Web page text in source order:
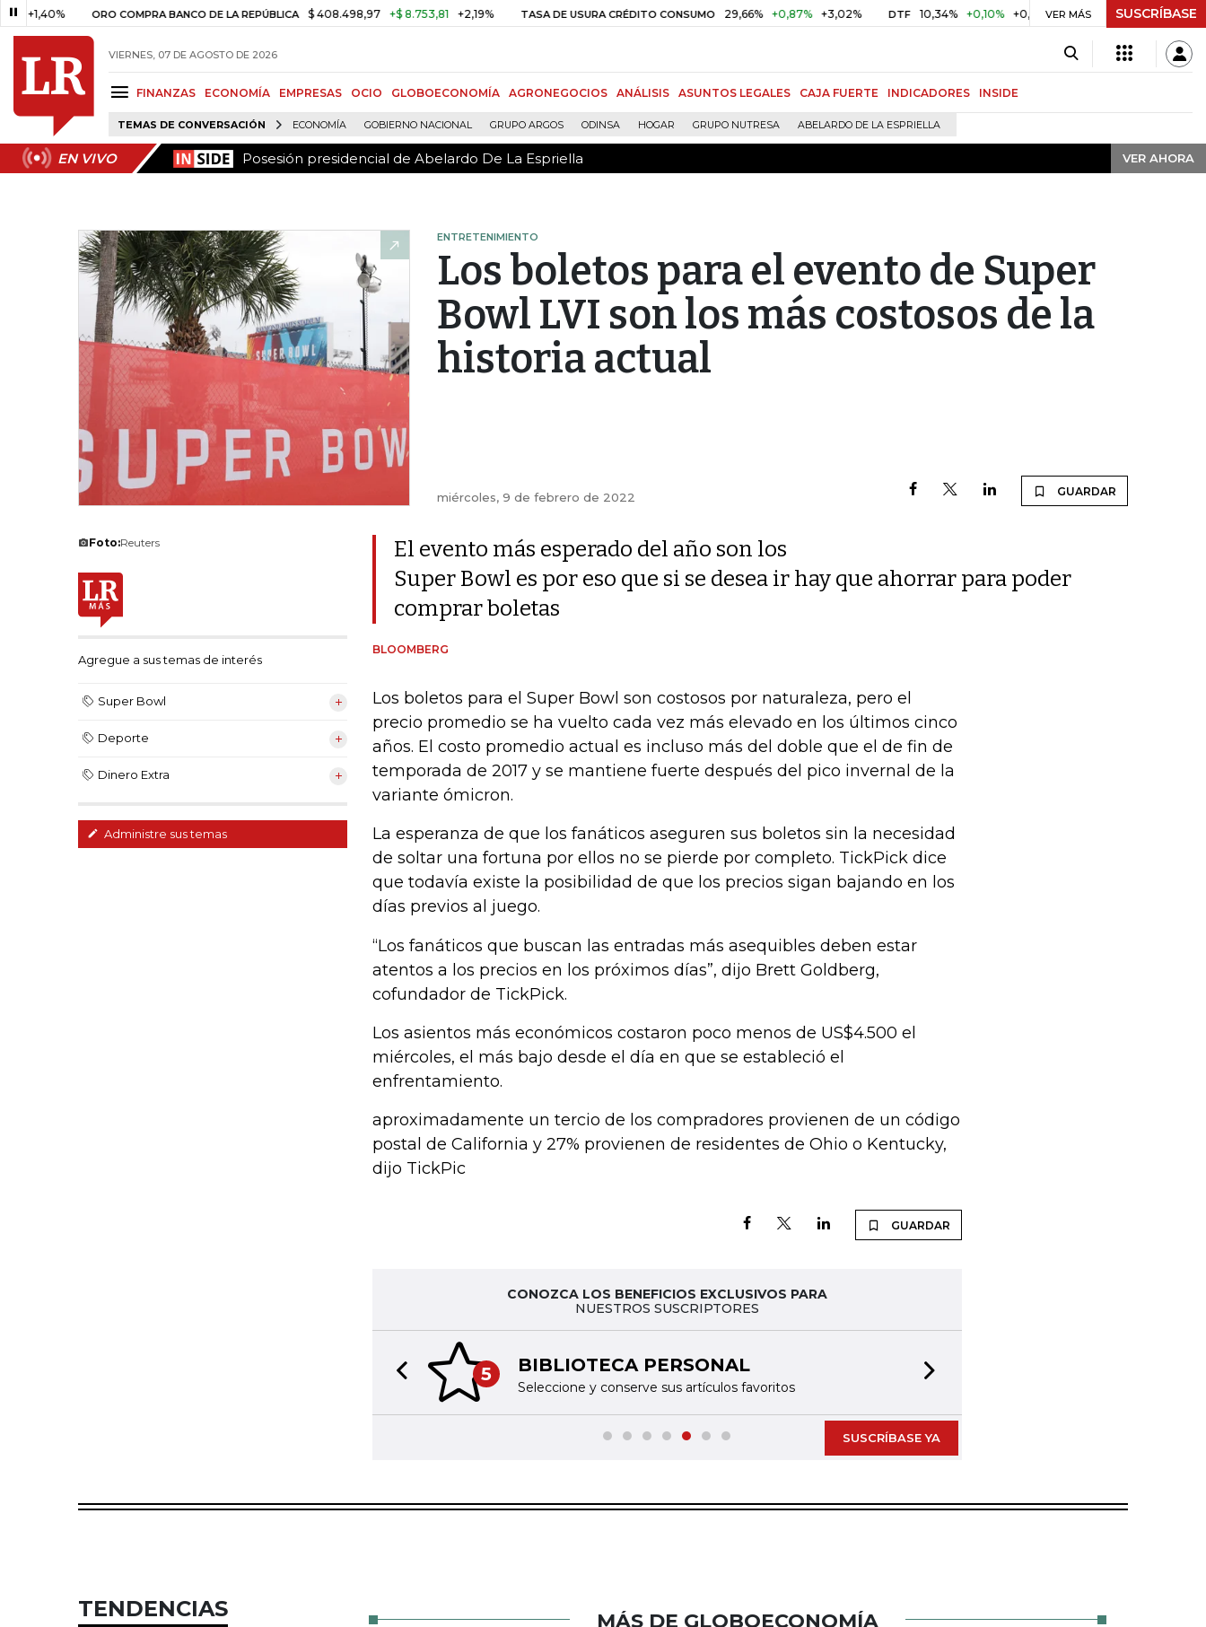
ORO COMPRA BANCO DE LA REPÚBLICA $ 408.498,97 +$ 8.753,81 +2,19% TASA DE USURA CRÉDITO CONSUMO 29,66% +0,87% +3,02% DTF 10,34% +0,10% +0,98% UVR $ 416,91 +$ 0,05 +0,01%
VER MÁS SUSCRÍBASE
VIERNES, 07 DE AGOSTO DE 2026
FINANZAS ECONOMÍA EMPRESAS OCIO GLOBOECONOMÍA AGRONEGOCIOS ANÁLISIS ASUNTOS LEGALES CAJA FUERTE INDICADORES INSIDE
TEMAS DE CONVERSACIÓN ECONOMÍA GOBIERNO NACIONAL GRUPO ARGOS ODINSA HOGAR GRUPO NUTRESA ABELARDO DE LA ESPRIELLA
EN VIVO Posesión presidencial de Abelardo De La Espriella VER AHORA
EN VIVO Posesión presidencial de Abelardo De La Espriella VER AHORA
ENTRETENIMIENTO
Los boletos para el evento de Super
Bowl LVI son los más costosos de la
historia actual
miércoles, 9 de febrero de 2022 GUARDAR
Foto:Reuters
Agregue a sus temas de interés
Super Bowl
Deporte
Dinero Extra
Administre sus temas
El evento más esperado del año son los
Super Bowl es por eso que si se desea ir hay que ahorrar para poder
comprar boletas
BLOOMBERG
Los boletos para el Super Bowl son costosos por naturaleza, pero el
precio promedio se ha vuelto cada vez más elevado en los últimos cinco
años. El costo promedio actual es incluso más del doble que el de fin de
temporada de 2017 y se mantiene fuerte después del pico invernal de la
variante ómicron.
La esperanza de que los fanáticos aseguren sus boletos sin la necesidad
de soltar una fortuna por ellos no se pierde por completo. TickPick dice
que todavía existe la posibilidad de que los precios sigan bajando en los
días previos al juego.
“Los fanáticos que buscan las entradas más asequibles deben estar
atentos a los precios en los próximos días”, dijo Brett Goldberg,
cofundador de TickPick.
Los asientos más económicos costaron poco menos de US$4.500 el
miércoles, el más bajo desde el día en que se estableció el
enfrentamiento.
aproximadamente un tercio de los compradores provienen de un código
postal de California y 27% provienen de residentes de Ohio o Kentucky,
dijo TickPic
GUARDAR
CONOZCA LOS BENEFICIOS EXCLUSIVOS PARA
NUESTROS SUSCRIPTORES
5 BIBLIOTECA PERSONAL
Seleccione y conserve sus artículos favoritos
Previous slide
SUSCRÍBASE YA
TENDENCIAS MÁS DE GLOBOECONOMÍA